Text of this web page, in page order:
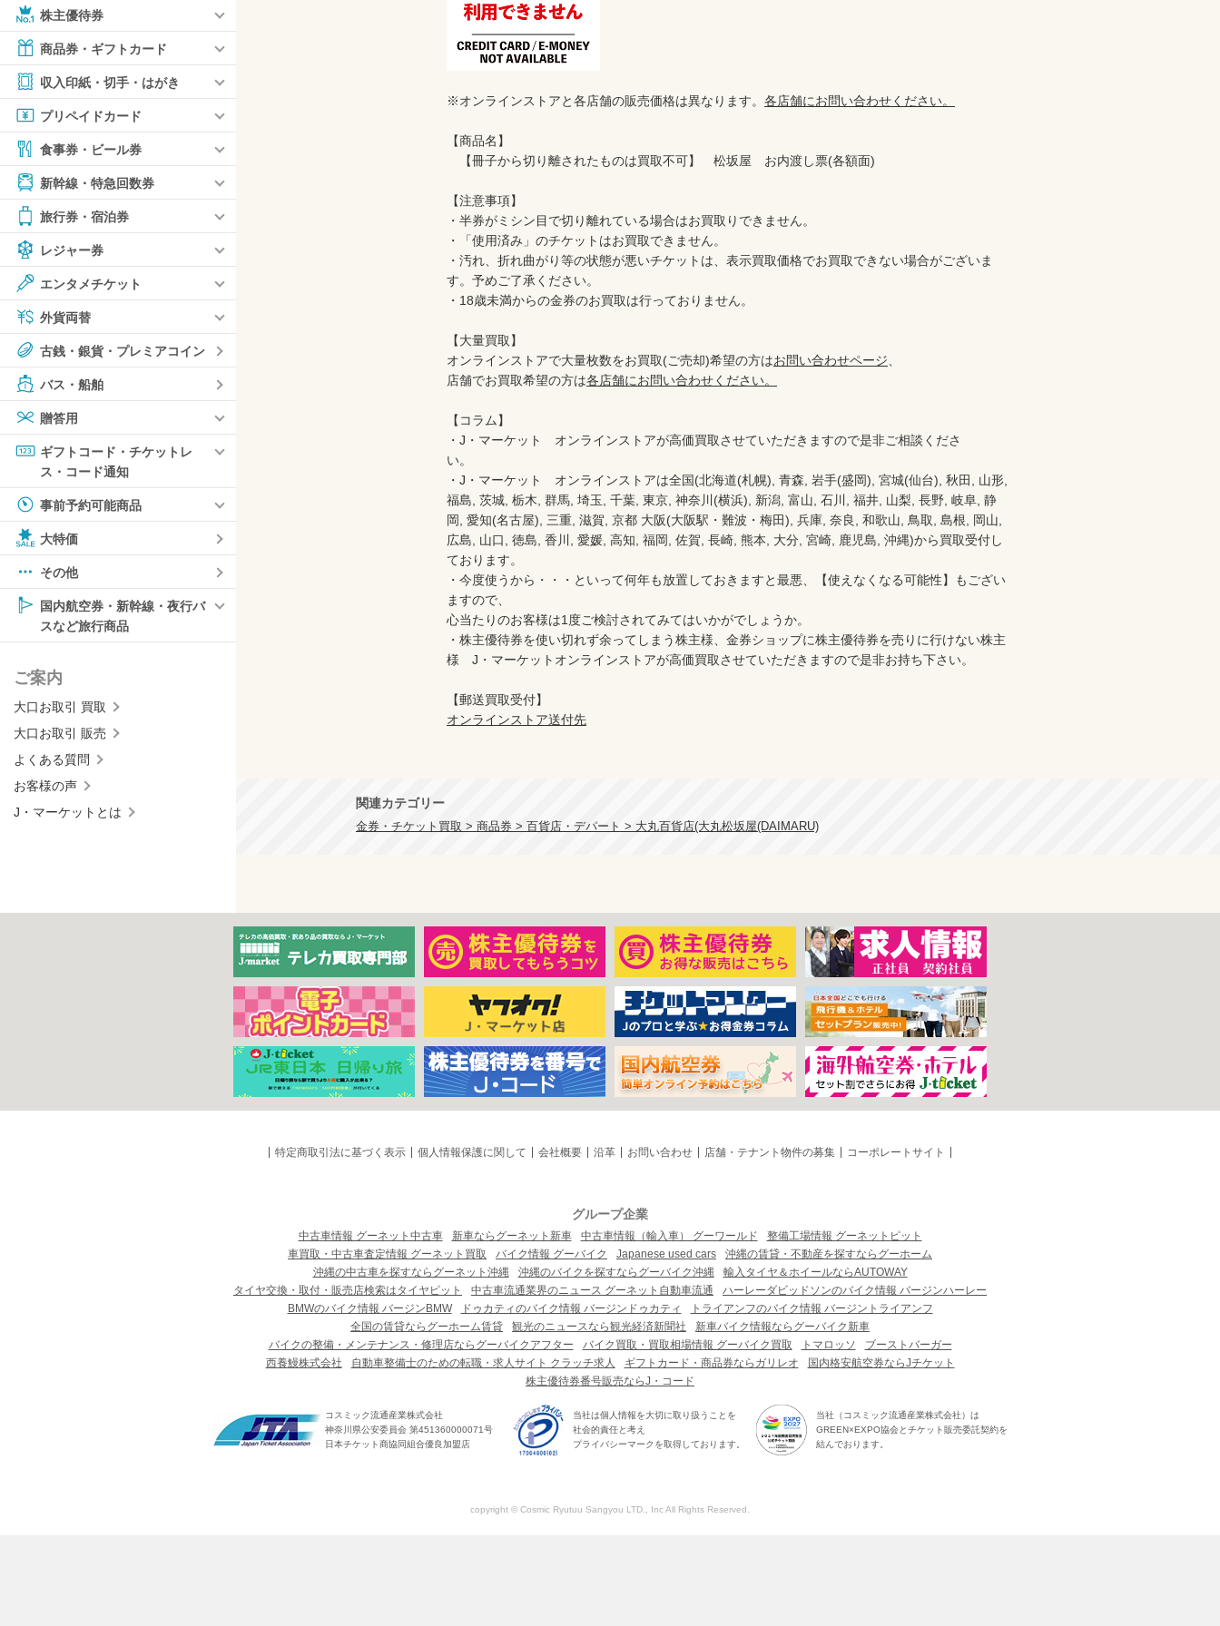
株主優待券
商品券・ギフトカード
収入印紙・切手・はがき
プリペイドカード
食事券・ビール券
新幹線・特急回数券
旅行券・宿泊券
レジャー券
エンタメチケット
外貨両替
古銭・銀貨・プレミアコイン
バス・船舶
贈答用
ギフトコード・チケットレ
ス・コード通知
事前予約可能商品
大特価
その他
国内航空券・新幹線・夜行バ
スなど旅行商品
ご案内
大口お取引 買取
大口お取引 販売
よくある質問
お客様の声
J・マーケットとは
※オンラインストアと各店舗の販売価格は異なります。 各店舗にお問い合わせください。
【商品名】
【冊子から切り離されたものは買取不可】　松坂屋　お内渡し票(各額面)
【注意事項】
・半券がミシン目で切り離れている場合はお買取りできません。
・「使用済み」のチケットはお買取できません。
・汚れ、折れ曲がり等の状態が悪いチケットは、表示買取価格でお買取できない場合がございま
す。予めご了承ください。
・18歳未満からの金券のお買取は行っておりません。
【大量買取】
オンラインストアで大量枚数をお買取(ご売却)希望の方はお問い合わせページ、
店舗でお買取希望の方は各店舗にお問い合わせください。
【コラム】
・J・マーケット　オンラインストアが高価買取させていただきますので是非ご相談くださ
い。
・J・マーケット　オンラインストアは全国(北海道(札幌), 青森, 岩手(盛岡), 宮城(仙台), 秋田, 山形,
福島, 茨城, 栃木, 群馬, 埼玉, 千葉, 東京, 神奈川(横浜), 新潟, 富山, 石川, 福井, 山梨, 長野, 岐阜, 静
岡, 愛知(名古屋), 三重, 滋賀, 京都 大阪(大阪駅・難波・梅田), 兵庫, 奈良, 和歌山, 鳥取, 島根, 岡山,
広島, 山口, 徳島, 香川, 愛媛, 高知, 福岡, 佐賀, 長崎, 熊本, 大分, 宮崎, 鹿児島, 沖縄)から買取受付し
ております。
・今度使うから・・・といって何年も放置しておきますと最悪、【使えなくなる可能性】もござい
ますので、
心当たりのお客様は1度ご検討されてみてはいかがでしょうか。
・株主優待券を使い切れず余ってしまう株主様、金券ショップに株主優待券を売りに行けない株主
様　J・マーケットオンラインストアが高価買取させていただきますので是非お持ち下さい。
オンラインストア送付先
関連カテゴリー
金券・チケット買取 > 商品券 > 百貨店・デパート > 大丸百貨店(大丸松坂屋(DAIMARU)
特定商取引法に基づく表示 個人情報保護に関して 会社概要 沿革 お問い合わせ 店舗・テナント物件の募集 コーポレートサイト
グループ企業
中古車情報 グーネット中古車 新車ならグーネット新車 中古車情報（輸入車） グーワールド
整備工場情報 グーネットピット
車買取・中古車査定情報 グーネット買取
バイク情報 グーバイク Japanese used cars
沖縄の賃貸・不動産を探すならグーホーム
沖縄の中古車を探すならグーネット沖縄
沖縄のバイクを探すならグーバイク沖縄
輸入タイヤ＆ホイールならAUTOWAY
タイヤ交換・取付・販売店検索はタイヤピット
中古車流通業界のニュース グーネット自動車流通
ハーレーダビッドソンのバイク情報 バージンハーレー
BMWのバイク情報 バージンBMW
ドゥカティのバイク情報 バージンドゥカティ
トライアンフのバイク情報 バージントライアンフ
全国の賃貸ならグーホーム賃貸
観光のニュースなら観光経済新聞社
新車バイク情報ならグーバイク新車
バイクの整備・メンテナンス・修理店ならグーバイクアフター
バイク買取・買取相場情報 グーバイク買取 トマロッソ
ブーストバーガー
西養鰻株式会社
自動車整備士のための転職・求人サイト クラッチ求人 ギフトカード・商品券ならガリレオ
国内格安航空券ならJチケット
株主優待券番号販売ならJ・コード
コスミック流通産業株式会社
神奈川県公安委員会 第451360000071号
日本チケット商協同組合優良加盟店
当社は個人情報を大切に取り扱うことを
社会的責任と考え
プライバシーマークを取得しております。
当社（コスミック流通産業株式会社）は
GREEN×EXPO協会とチケット販売委託契約を
結んでおります。
copyright © Cosmic Ryutuu Sangyou LTD., Inc All Rights Reserved.